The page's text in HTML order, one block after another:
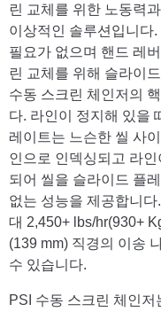
린 교체를 위한 노동력
이상적인 솔루션입니다
필요가 없으며 핸드 레
린 교체를 위해 슬라이
수동 스크린 체인저의
다. 라인이 정지해 있을
레이트는 느슨한 씰 사
인으로 인덱싱되고 라
되어 씰을 슬라이드 플
없는 성능을 제공합니
대 2,450+ lbs/hr(930+
(139 mm) 직경의 이송
수 있습니다.
PSI 수동 스크린 체인저